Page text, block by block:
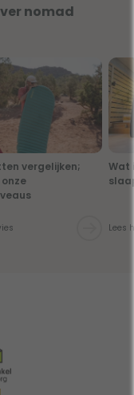
nomad
vergelijken;
Wat
Lees